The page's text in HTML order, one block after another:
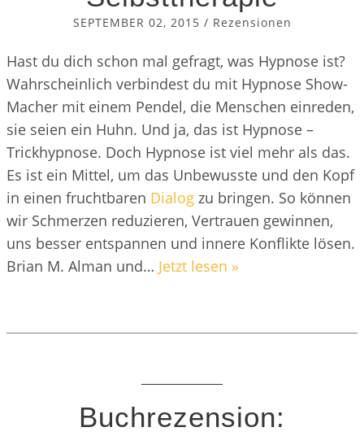
SEPTEMBER 02, 2015 / Rezensionen
Hast du dich schon mal gefragt, was Hypnose ist?
Wahrscheinlich verbindest du mit Hypnose Show-
Macher mit einem Pendel, die Menschen einreden,
sie seien ein Huhn. Und ja, das ist Hypnose –
Trickhypnose. Doch Hypnose ist viel mehr als das.
Es ist ein Mittel, um das Unbewusste und den Kopf
in einen fruchtbaren Dialog zu bringen. So können
wir Schmerzen reduzieren, Vertrauen gewinnen,
uns besser entspannen und innere Konflikte lösen.
Brian M. Alman und… Jetzt lesen »
Buchrezension: